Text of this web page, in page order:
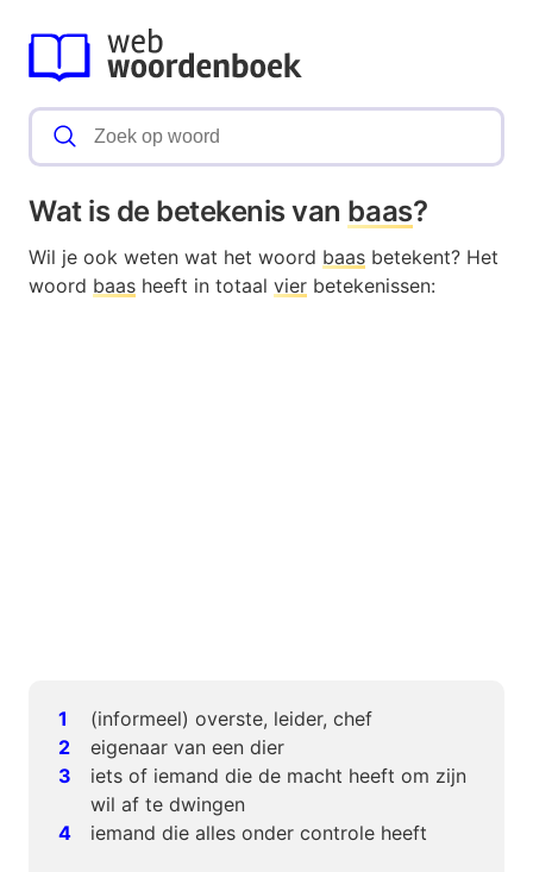
Wat is de betekenis van baas?
Wil je ook weten wat het woord baas betekent? Het
woord baas heeft in totaal vier betekenissen:
(informeel) overste, leider, chef
eigenaar van een dier
iets of iemand die de macht heeft om zijn
wil af te dwingen
iemand die alles onder controle heeft